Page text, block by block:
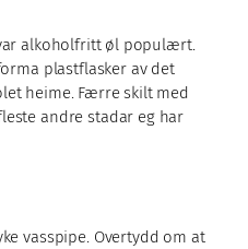
alkoholfritt øl populært.
plastflasker av det
heime. Færre skilt med
andre stadar eg har
vasspipe. Overtydd om at